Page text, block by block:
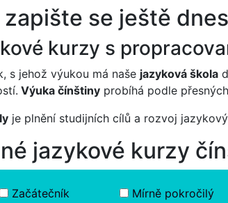
se ještě
kurzy s
s jehož výukou má naše jazyková škola
Výuka čínštiny probíhá podle
je plnění studijních cílů a rozvoj
jazykové kurzy
Začátečník Mírně pokročilý